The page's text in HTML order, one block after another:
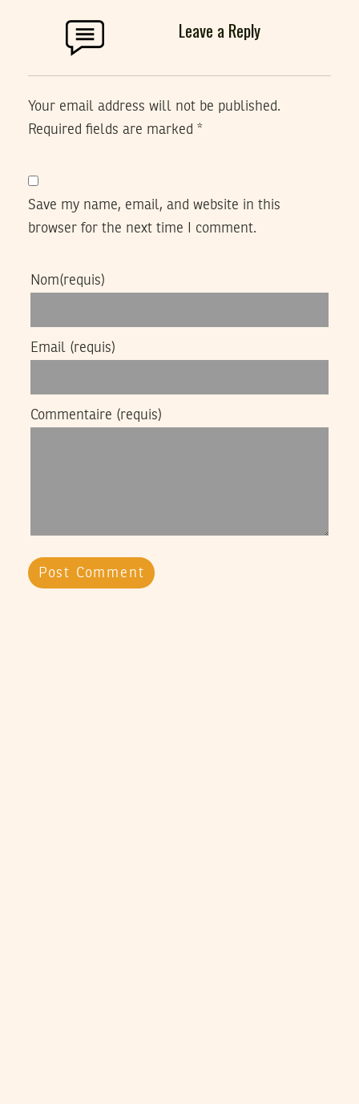
Leave a Reply
Your email address will not be published.
Required fields are marked *
Save my name, email, and website in this
browser for the next time I comment.
Nom(requis)
Email (requis)
Commentaire (requis)